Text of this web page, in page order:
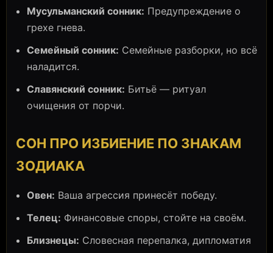
Мусульманский сонник: Предупреждение о
грехе гнева.
Семейный сонник: Семейные разборки, но всё
наладится.
Славянский сонник: Битьё — ритуал
очищения от порчи.
СОН ПРО ИЗБИЕНИЕ ПО ЗНАКАМ
ЗОДИАКА
Овен: Ваша агрессия принесёт победу.
Телец: Финансовые споры, стойте на своём.
Близнецы: Словесная перепалка, дипломатия